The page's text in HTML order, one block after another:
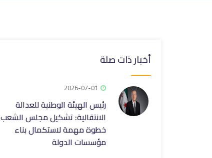
أخبار ذات صلة
2026-07-01
رئيس الهيئة الوطنية للعدالة
الانتقالية: تشكيل مجلس الشعب
خطوة مهمة لاستكمال بناء
مؤسسات الدولة